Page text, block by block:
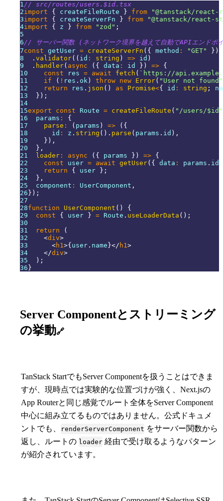
1// src/routes/users.$id.tsx
2import { createFileRoute } from
"@tanstack/react-
3import { createServerFn } from
"@tanstack/react-
4import { z } from "zod" ;
5
6// サーバー関数 (ネットワーク境界を越えて自動でAPIエンドポ
7const getUser = createServerFn ( { method : "GET" } )
8
. validator( ( id : string ) => id )
9
. handler( async ( { data : id } ) => {
10
const res = await fetch ( ` https://
11
if ( ! res . ok ) throw new Error( "User not found"
12
return res . json ( ) as Promise<{ id : string ;
13
} ) ;
14
15export const Route = createFileRoute ( "/users/$id"
16
  params
:
{
17
parse : ( params ) => ( {
18
      id
: z . string ( ) . parse ( params . id ) ,
19
} ) ,
20
} ,
21
loader : async ( { params } ) => {
22
const user = await getUser( { data : params . id
23
return { user } ;
24
} ,
25
  component
: UserComponent ,
26 } ) ;
27
28function UserComponent ( )
{
29
const { user } = Route . useLoaderData ( ) ;
30
31
return
(
32
<div>
33
<h1>{ user . name }</ h1>
34
</div>
35
) ;
36 }
Server Componentとストリーミング
の挙動🔗
TanStack StartでもServer Componentを扱うことはできま
すが、現時点では実験的な位置づけが強く、Next.jsの
App Routerと同じ感覚でルート全体をServer Component
中心に組み立てるものではありません。公式ドキュメ
ントでも、
renderServerComponent をサーバー関数から
返し、ルートの loader 経由で受け取るようなパターン
が紹介されています。